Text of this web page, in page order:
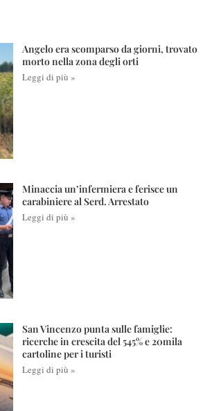
Angelo era scomparso da giorni, trovato
morto nella zona degli orti
Leggi di più »
Minaccia un’infermiera e ferisce un
carabiniere al Serd. Arrestato
Leggi di più »
San Vincenzo punta sulle famiglie:
ricerche in crescita del 545% e 20mila
cartoline per i turisti
Leggi di più »